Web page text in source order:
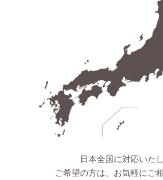
日本全国に対応いたし
ご希望の方は、お気軽にご